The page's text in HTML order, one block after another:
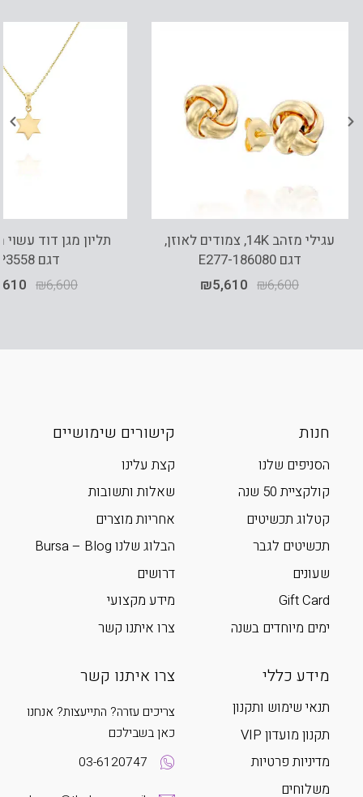
עגילי מזהב 14K, צמודים לאוזן,
דגם E277-186080
₪6,600
₪5,610
דגם P3558
₪6,600
חנות
הסניפים שלנו
קולקציית 50 שנה
קטלוג תכשיטים
תכשיטים לגבר
שעונים
Gift Card
ימים מיוחדים בשנה
קישורים שימושיים
קצת עלינו
שאלות ותשובות
אחריות מוצרים
הבלוג שלנו Bursa – Blog
דרושים
מידע מקצועי
צרו איתנו קשר
מידע כללי
תנאי שימוש ותקנון
תקנון מועדון VIP
מדיניות פרטיות
משלוחים
צרו איתנו קשר
צריכים עזרה? התייעצות? אנחנו
כאן בשבילכם
03-6120747